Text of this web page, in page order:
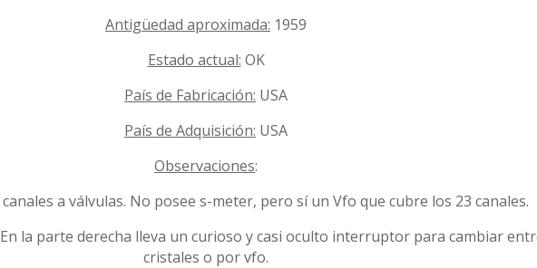
Antigüedad aproximada: 1959
Estado actual: OK
País de Fabricación: USA
País de Adquisición: USA
Observaciones:
a válvulas. No posee s-meter, pero sí un Vfo que cubre los 23 canales.
la parte derecha lleva un curioso y casi oculto interruptor para cambiar
cristales o por vfo.